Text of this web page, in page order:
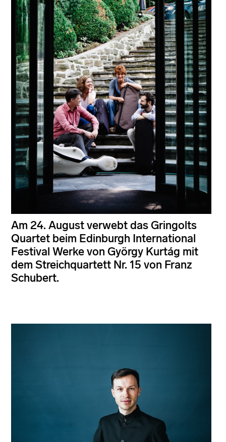
Am 24. August verwebt das Gringolts
Quartet beim Edinburgh International
Festival Werke von György Kurtág mit
dem Streichquartett Nr. 15 von Franz
Schubert.